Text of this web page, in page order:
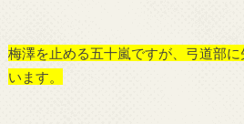
梅澤を止める五十嵐ですが、弓道部
います。